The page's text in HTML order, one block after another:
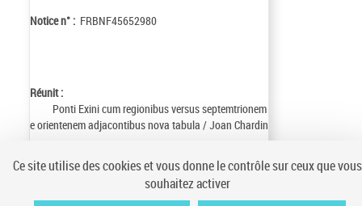
Notice n° : FRBNF45652980
Réunit :
Ponti Exini cum regionibus versus septemtrionem
e orientenem adjacontibus nova tabula / Joan Chardin
Conditions générales d'utilisation | A propos | Plan du site | Écrire à la
Ce site utilise des cookies et vous donne le contrôle sur ceux que vous
souhaitez activer